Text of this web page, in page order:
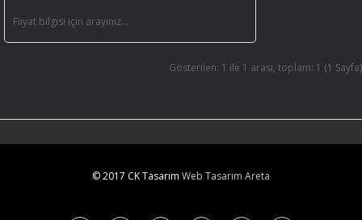
Fiiyat bilgisi için arayınız...
Gösterilen: 1 ile 1 arası, toplam: 1 (1 Sayfa)
© 2017 CK Tasarım Web Tasarım Areta